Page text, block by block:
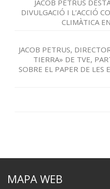
JACOB PETRUS
DIVULGACIÓ I L’ACCIÓ
CLIMÀTICA
JACOB PETRUS,
TIERRA» DE TVE,
SOBRE EL PAPER DE LES
MAPA WEB